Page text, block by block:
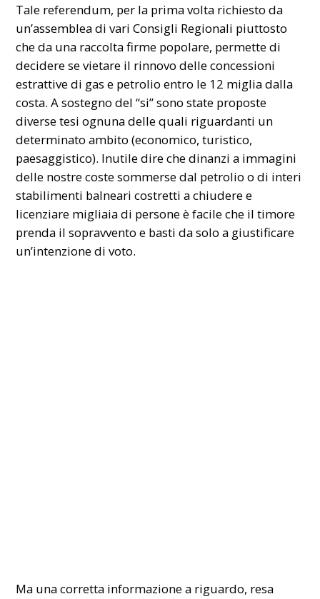
Tale referendum, per la prima volta richiesto da
un’assemblea di vari Consigli Regionali piuttosto
che da una raccolta firme popolare, permette di
decidere se vietare il rinnovo delle concessioni
estrattive di gas e petrolio entro le 12 miglia dalla
costa. A sostegno del “si” sono state proposte
diverse tesi ognuna delle quali riguardanti un
determinato ambito (economico, turistico,
paesaggistico). Inutile dire che dinanzi a immagini
delle nostre coste sommerse dal petrolio o di interi
stabilimenti balneari costretti a chiudere e
licenziare migliaia di persone è facile che il timore
prenda il sopravvento e basti da solo a giustificare
un’intenzione di voto.
Ma una corretta informazione a riguardo, resa